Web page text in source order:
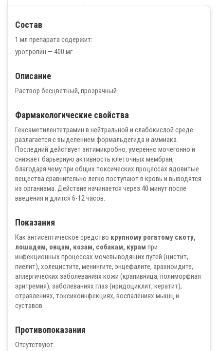
Состав
1 мл препарата содержит:
уротропин — 400 мг
Описание
Раствор бесцветный, прозрачный.
Фармакологические свойства
Гексаметилентетрамин в нейтральной и слабокислой среде
разлагается с выделением формальдегида и аммиака.
Последний действует антимикробно, умеренно мочегонно и
снижает барьерную активность клеточных мембран,
благодаря чему при общих токсических процессах ядовитые
вещества сравнительно легко поступают в кровь и выводятся
из организма. Действие начинается через 40 минут после
введения и длится 6-12 часов.
Показания
Как антисептическое средство крупному рогатому скоту,
лошадям, овцам, козам, собакам, курам при
инфекционных процессах мочевыводящих путей (цистит,
пиелит), холецистите, менингите, энцефалите, арахноидите,
аллергических заболеваниях кожи (крапивница, полиморфная
эритремия), заболеваниях глаз (иридоциклит, кератит),
отравлениях, токсикоинфекциях, воспалениях мышц и
суставов.
Противопоказания
Отсутствуют.